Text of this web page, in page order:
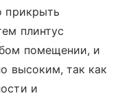
прикрыть
плинтус
помещении, и
высоким, так как
и